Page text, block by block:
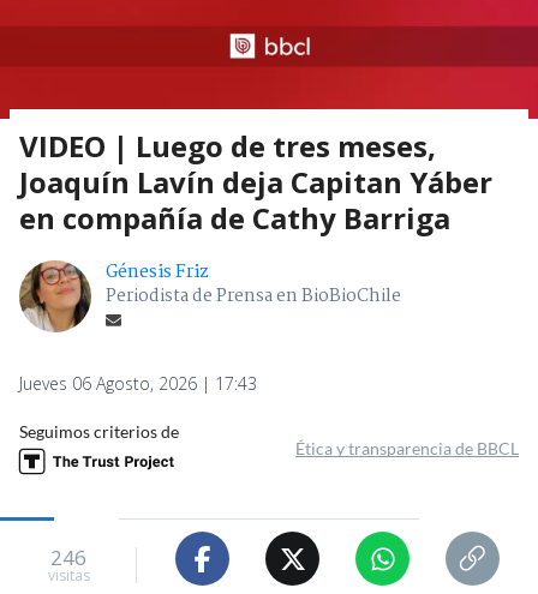
VIDEO | Luego de tres meses,
Joaquín Lavín deja Capitan Yáber
en compañía de Cathy Barriga
Génesis Friz
Periodista de Prensa en BioBioChile
Jueves 06 Agosto, 2026 | 17:43
Seguimos criterios de
Ética y transparencia de BBCL
246
visitas